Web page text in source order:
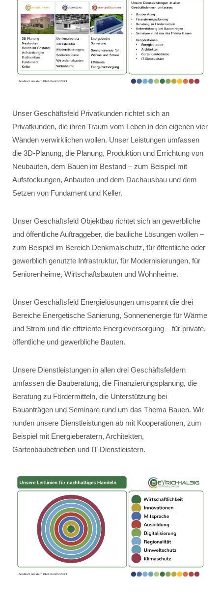
Unser Geschäftsfeld Privatkunden richtet sich an
Privatkunden, die ihren Traum vom Leben in den eigenen vier
Wänden verwirklichen wollen. Unser Leistungen umfassen
die 3D-Planung, die Planung, Produktion und Errichtung von
Neubauten, dem Bauen im Bestand – zum Beispiel mit
Aufstockungen, Anbauten und dem Dachausbau und dem
Setzen von Fundament und Keller.
Unser Geschäftsfeld Objektbau richtet sich an gewerbliche
und öffentliche Auftraggeber, die bauliche Lösungen wollen –
zum Beispiel im Bereich Denkmalschutz, für öffentliche oder
gewerblich genutzte Infrastruktur, für Modernisierungen, für
Seniorenheime, Wirtschaftsbauten und Wohnheime.
Unser Geschäftsfeld Energielösungen umspannt die drei
Bereiche Energetische Sanierung, Sonnenenergie für Wärme
und Strom und die effiziente Energieversorgung – für private,
öffentliche und gewerbliche Bauten.
Unsere Dienstleistungen in allen drei Geschäftsfeldern
umfassen die Bauberatung, die Finanzierungsplanung, die
Beratung zu Fördermitteln, die Unterstützung bei
Bauanträgen und Seminare rund um das Thema Bauen. Wir
runden unsere Dienstleistungen ab mit Kooperationen, zum
Beispiel mit Energieberatern, Architekten,
Gartenbaubetrieben und IT-Dienstleistern.